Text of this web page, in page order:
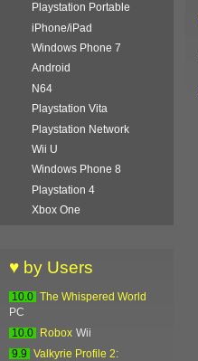
Playstation Portable
iPhone/iPad
Windows Phone 7
Android
N64
Playstation Vita
Playstation Network
Wii U
Windows Phone 8
Playstation 4
Xbox One
♥ by Users
10.0 The Whispered World
PC
10.0
Robox Wii
9.9
Valkyrie Profile 2: